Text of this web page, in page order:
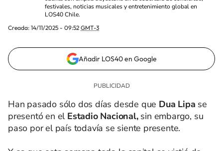
festivales, noticias musicales y entretenimiento global en
LOS40 Chile.
Creada: 14/11/2025 - 09:52 GMT-3
Añadir LOS40 en Google
Han pasado sólo dos días desde que Dua Lipa se
presentó en el Estadio Nacional, sin embargo, su
paso por el país todavía se siente presente.